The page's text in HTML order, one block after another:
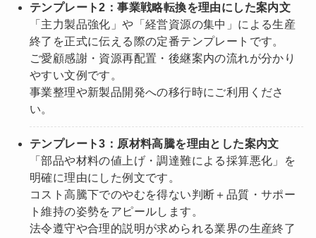
テンプレート2：事業戦略転換を理由にした案内文
「主力製品強化」や「経営資源の集中」による生産
終了を正式に伝える際の定番テンプレートです。
ご愛顧感謝・資源再配置・後継案内の流れが分かり
やすい文例です。
事業整理や新製品開発への移行時にご利用くださ
い。
テンプレート3：原材料高騰を理由とした案内文
「部品や材料の値上げ・調達難による採算悪化」を
明確に理由にした例文です。
コスト高騰下でのやむを得ない判断＋品質・サポー
ト維持の姿勢をアピールします。
法令遵守や合理的説明が求められる業界の生産終了